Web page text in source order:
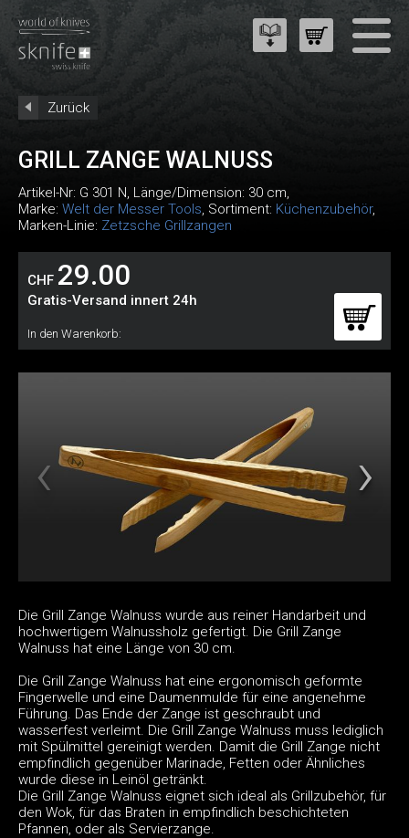
Zurück
GRILL ZANGE WALNUSS
Artikel-Nr: G 301 N, Länge/Dimension: 30 cm,
Marke: Welt der Messer Tools, Sortiment: Küchenzubehör,
Marken-Linie: Zetzsche Grillzangen
CHF 29.00
Gratis-Versand innert 24h
In den Warenkorb:
Die Grill Zange Walnuss wurde aus reiner Handarbeit und
hochwertigem Walnussholz gefertigt. Die Grill Zange
Walnuss hat eine Länge von 30 cm.
Die Grill Zange Walnuss hat eine ergonomisch geformte
Fingerwelle und eine Daumenmulde für eine angenehme
Führung. Das Ende der Zange ist geschraubt und
wasserfest verleimt. Die Grill Zange Walnuss muss lediglich
mit Spülmittel gereinigt werden. Damit die Grill Zange nicht
empfindlich gegenüber Marinade, Fetten oder Ähnliches
wurde diese in Leinöl getränkt.
Die Grill Zange Walnuss eignet sich ideal als Grillzubehör, für
den Wok, für das Braten in empfindlich beschichteten
Pfannen, oder als Servierzange.